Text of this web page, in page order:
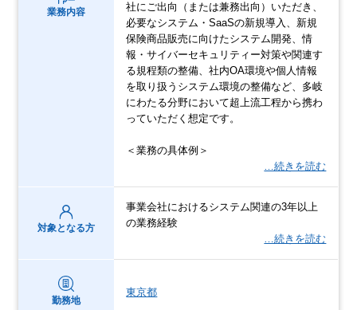
業務内容
社にご出向（または兼務出向）いただき、
必要なシステム・SaaSの新規導入、新規
保険商品販売に向けたシステム開発、情
報・サイバーセキュリティー対策や関連す
る規程類の整備、社内OA環境や個人情報
を取り扱うシステム環境の整備など、多岐
にわたる分野において超上流工程から携わ
っていただく想定です。
＜業務の具体例＞
…続きを読む
対象となる方
事業会社におけるシステム関連の3年以上
の業務経験
…続きを読む
勤務地
東京都